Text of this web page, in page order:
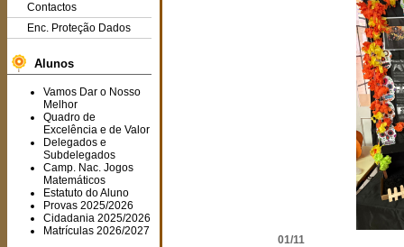
Contactos
Enc. Proteção Dados
Alunos
Vamos Dar o Nosso
Melhor
Quadro de
Excelência e de Valor
Delegados e
Subdelegados
Camp. Nac. Jogos
Matemáticos
Estatuto do Aluno
Provas 2025/2026
Cidadania 2025/2026
Matrículas 2026/2027
01/11